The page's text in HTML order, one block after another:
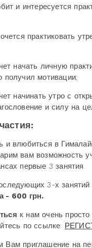
и интересуется
практиковать
начать личную
получил мотивации;
начинать утро с
и силу на
и влюбиться в
вам возможность
первые 3 занятия.
3-х занятий
- 600 грн.
к нам очень
по ссылке:
приглашение на